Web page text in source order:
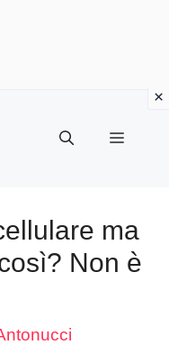
Menu
ma
Non è